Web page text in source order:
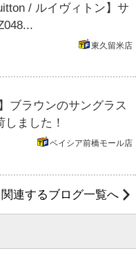
/ ルイヴィトン】サ
東久留米店
ブラウンのサングラス
しました！
ベイシア前橋モール店
関連するブログ一覧へ